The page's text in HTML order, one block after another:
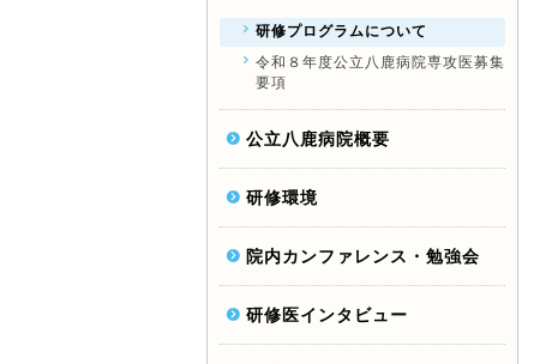
研修プログラムについて
令和８年度公立八鹿病院専攻医募集
要項
公立八鹿病院概要
研修環境
院内カンファレンス・勉強会
研修医インタビュー